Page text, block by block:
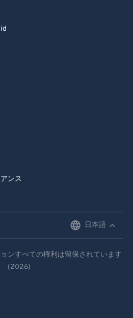
ンス
日本語
Español
ンすべての権利は留保されています
(2026)